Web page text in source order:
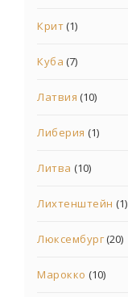
Крит(1)
Куба (7)
Латвия (10)
Либерия (1)
Литва (10)
Лихтенштейн (1)
Люксембург(20)
Марокко (10)